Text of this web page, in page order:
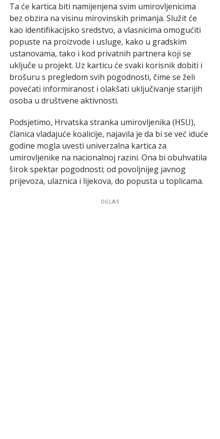
Ta će kartica biti namijenjena svim umirovljenicima
bez obzira na visinu mirovinskih primanja. Služit će
kao identifikacijsko sredstvo, a vlasnicima omogućiti
popuste na proizvode i usluge, kako u gradskim
ustanovama, tako i kod privatnih partnera koji se
uključe u projekt. Uz karticu će svaki korisnik dobiti i
brošuru s pregledom svih pogodnosti, čime se želi
povećati informiranost i olakšati uključivanje starijih
osoba u društvene aktivnosti.
Podsjetimo, Hrvatska stranka umirovljenika (HSU),
članica vladajuće koalicije, najavila je da bi se već iduće
godine mogla uvesti univerzalna kartica za
umirovljenike na nacionalnoj razini. Ona bi obuhvatila
širok spektar pogodnosti; od povoljnijeg javnog
prijevoza, ulaznica i lijekova, do popusta u toplicama.
OGLAS